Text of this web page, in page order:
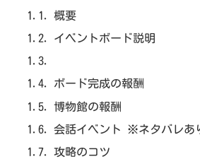
概要
イベントボード説明
ボード完成の報酬
博物館の報酬
会話イベント ※ネタバレあ
攻略のコツ